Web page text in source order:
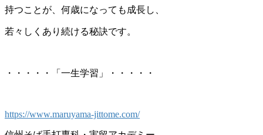
持つことが、何歳になっても成長し、
若々しくあり続ける秘訣です。
・・・・・「一生学習」・・・・・
https://www.maruyama-jittome.com/